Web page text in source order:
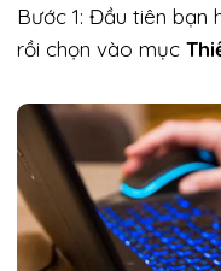
Bước 1: Đầu tiên bạn
rồi chọn vào mục